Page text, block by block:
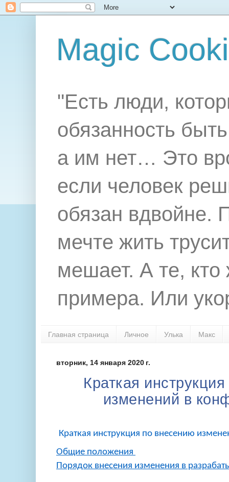
Magic
"Есть люди,
обязанность
а им нет… Это
если человек
обязан вдвойне.
мечте жить
мешает. А те,
примера. Или
Главная страница Личное Улька Макс
вторник, 14 января 2020 г.
Краткая
изменений в
Краткая инструкция по внесению
Общие положения
Порядок внесения изменения в